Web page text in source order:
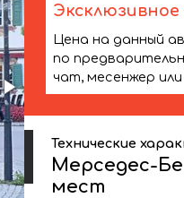
Цена на данный
по
чат, месенжер
Технические
Мерседес-
мест